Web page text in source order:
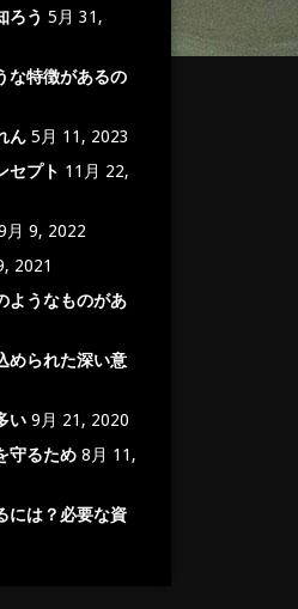
ろう 5月 31,
な特徴があるの
ん 5月 11, 2023
セプト 11月 22,
月 9, 2022
2021
ようなものがあ
められた深い意
い 9月 21, 2020
守るため 8月 11,
には？必要な資